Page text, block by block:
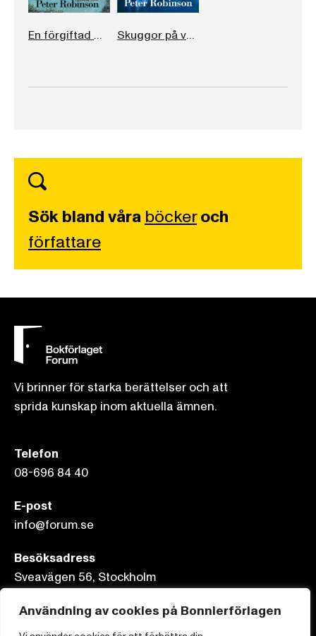
Användning av cookies på Bonnierförlagen
En förgiftad man Skuggor på vattnet
Sök bland våra böckeroch
författare
Vi brinner för starka berättelser och att
sprida kunskap inom aktuella ämnen.
Telefon
08-696 84 40
E-post
info@forum.se
Besöksadress
Sveavägen 56, Stockholm
Postadress
Box 3159, 103 63 Stockholm